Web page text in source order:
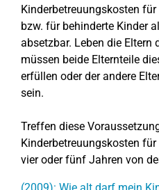
Kinderbetreuungskosten
bzw. für behinderte Kinder
absetzbar. Leben die Eltern
müssen beide Elternteile
erfüllen oder der andere
sein.
Treffen diese
Kinderbetreuungskosten
vier oder fünf Jahren von